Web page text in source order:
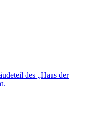
des „Haus der